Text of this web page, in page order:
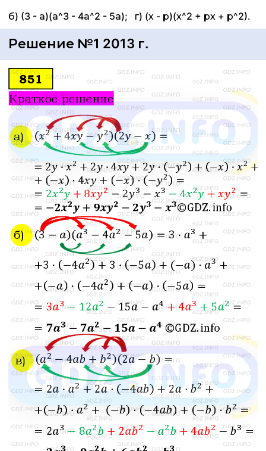
б) (3 - а)(а^3 - 4а^2 - 5а); г) (х - р)(х^2 + рх + р^2).
Решение №1 2013 г.